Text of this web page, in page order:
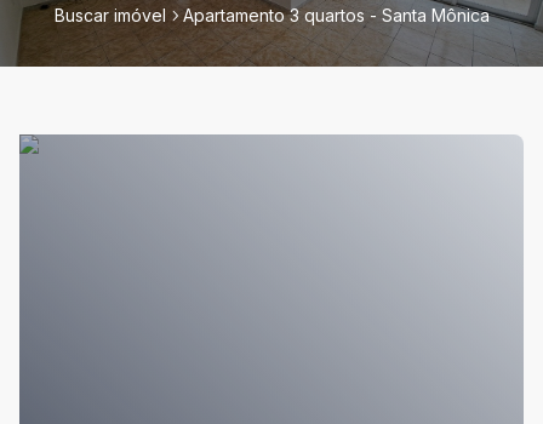
Buscar imóvel Apartamento 3 quartos - Santa Mônica